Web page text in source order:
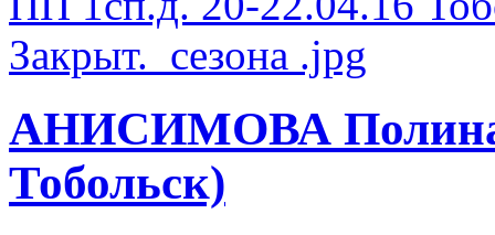
АНИСИМОВА Полина
Тобольск)